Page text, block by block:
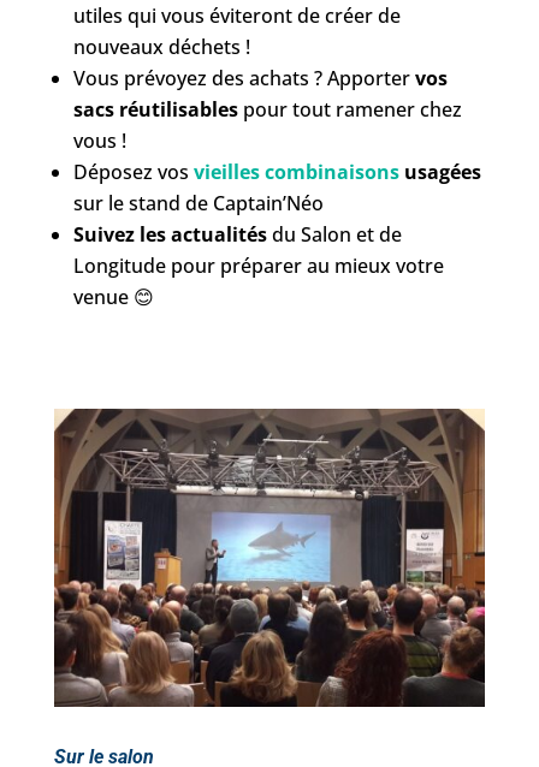
utiles qui vous éviteront de créer de
nouveaux déchets !
Vous prévoyez des achats ? Apportervos
sacs réutilisablespour tout ramener chez
vous !
Déposez vos vieilles combinaisonsusagées
sur le stand de Captain’Néo
Suivez les actualitésdu Salon et de
Longitude pour préparer au mieux votre
venue 😊
Sur le salon